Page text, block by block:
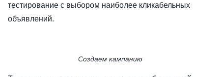
тестирование с выбором наиболее кликабельных
объявлений.
Создаем кампанию